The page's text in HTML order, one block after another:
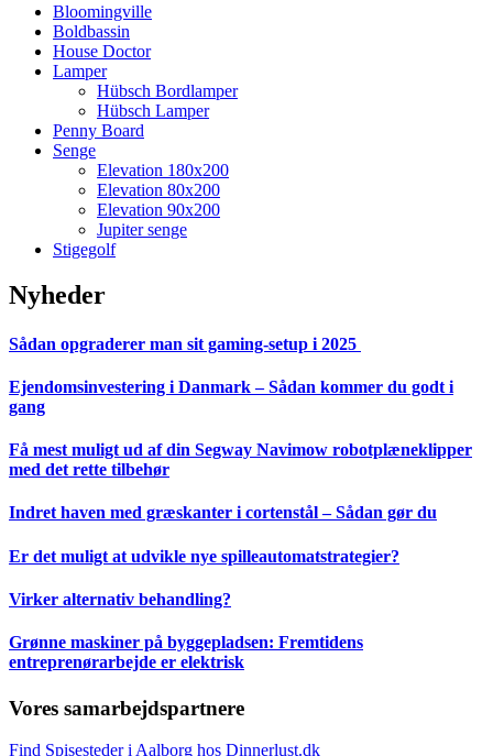
Bloomingville
Boldbassin
House Doctor
Lamper
Hübsch Bordlamper
Hübsch Lamper
Penny Board
Senge
Elevation 180x200
Elevation 80x200
Elevation 90x200
Jupiter senge
Stigegolf
Nyheder
Sådan opgraderer man sit gaming-setup i 2025
Ejendomsinvestering i Danmark – Sådan kommer du godt i
gang
Få mest muligt ud af din Segway Navimow robotplæneklipper
med det rette tilbehør
Indret haven med græskanter i cortenstål – Sådan gør du
Er det muligt at udvikle nye spilleautomatstrategier?
Virker alternativ behandling?
Grønne maskiner på byggepladsen: Fremtidens
entreprenørarbejde er elektrisk
Vores samarbejdspartnere
Find Spisesteder i Aalborg hos Dinnerlust.dk